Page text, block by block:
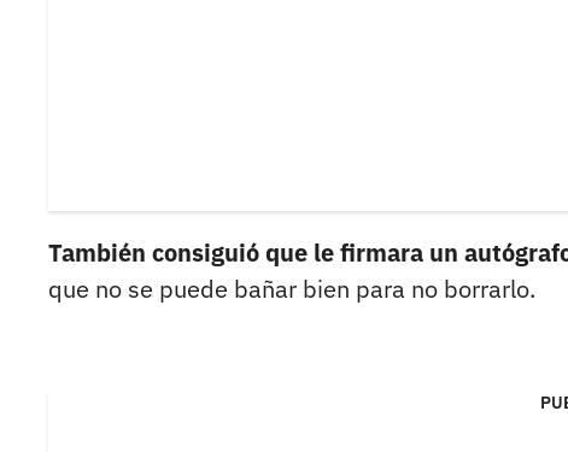
También consiguió que le firmara un
que no se puede bañar bien para no borrarlo.